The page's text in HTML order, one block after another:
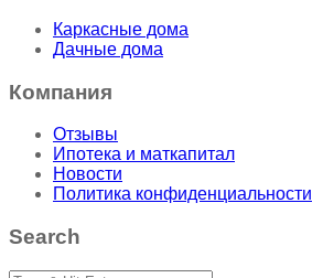
Каркасные дома
Дачные дома
Компания
Отзывы
Ипотека и маткапитал
Новости
Политика конфиденциальности
Search